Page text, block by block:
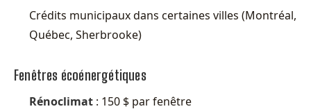
Crédits municipaux dans certaines villes (Montréal,
Québec, Sherbrooke)
Fenêtres écoénergétiques
Rénoclimat : 150 $ par fenêtre